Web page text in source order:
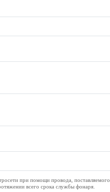
при помощи провода, поставляемого
всего срока службы фонаря.